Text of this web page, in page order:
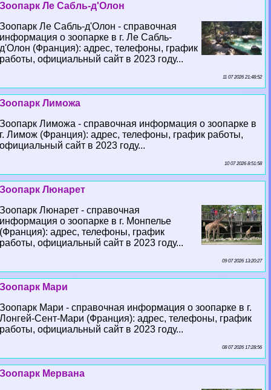
Зоопарк Ле Сабль-д'Олон
Зоопарк Ле Сабль-д'Олон - справочная
информация о зоопарке в г. Ле Сабль-
д'Олон (Франция): адрес, телефоны, график
работы, официальный сайт в 2023 году...
11 07 2026 21:48:52
Зоопарк Лиможа
Зоопарк Лиможа - справочная информация о зоопарке в
г. Лимож (Франция): адрес, телефоны, график работы,
официальный сайт в 2023 году...
10 07 2026 8:51:58
Зоопарк Люнарет
Зоопарк Люнарет - справочная
информация о зоопарке в г. Монпелье
(Франция): адрес, телефоны, график
работы, официальный сайт в 2023 году...
09 07 2026 13:20:27
Зоопарк Мари
Зоопарк Мари - справочная информация о зоопарке в г.
Лонгeй-Сент-Мари (Франция): адрес, телефоны, график
работы, официальный сайт в 2023 году...
08 07 2026 17:28:56
Зоопарк Мервана